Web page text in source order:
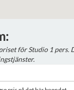
för Studio 1 pers.